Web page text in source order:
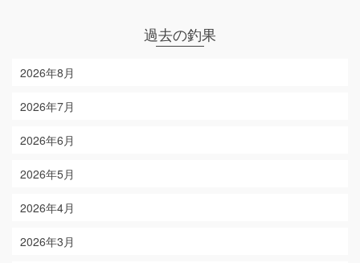
過去の釣果
2026年8月
2026年7月
2026年6月
2026年5月
2026年4月
2026年3月